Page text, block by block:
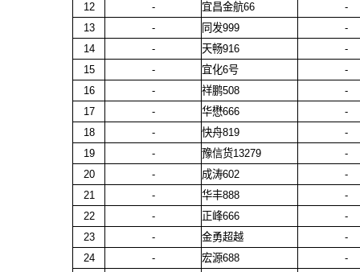
12
- 宜昌金航66
-
13
- 同发999
-
14
- 天畅916
-
15
- 宜化6号
-
16
- 祥鹏508
-
17
- 华懋666
-
18
- 快舟819
-
19
- 豫信货13279
-
20
- 成涛602
-
21
- 华丰888
-
22
- 正峰666
-
23
- 金勇超越
-
24
- 宏源688
-